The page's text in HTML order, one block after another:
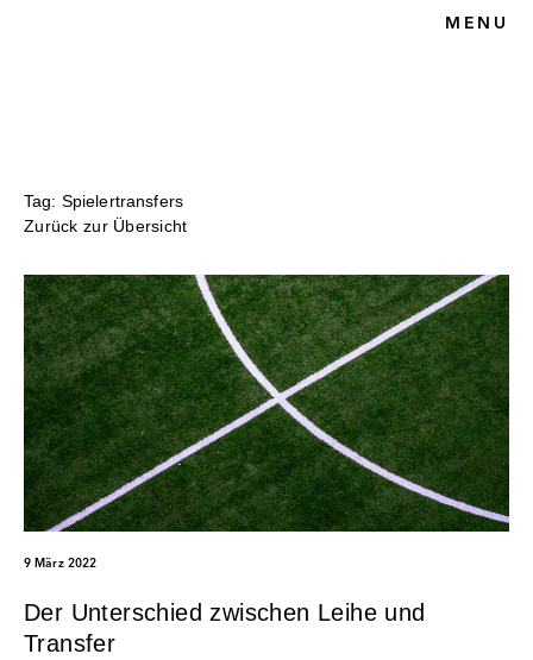
MENU
Tag: Spielertransfers
Zurück zur Übersicht
9 März 2022
Der Unterschied zwischen Leihe und
Transfer